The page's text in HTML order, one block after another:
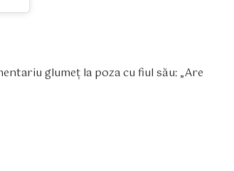
glumeț la poza cu fiul său: „Are